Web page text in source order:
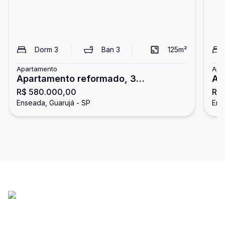
Dorm 3 Ban3 125m²
Apartamento
Apartamento reformado, 3
dormitórios, Enseada, Guarujá
R$ 580.000,00
Enseada, Guarujá - SP